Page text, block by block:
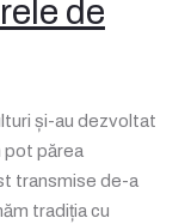
de
și-au dezvoltat
pot părea
transmise de-a
tradiția cu